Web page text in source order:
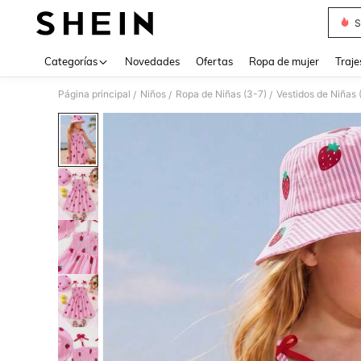
Categorías Novedades Ofertas Ropa de mujer
Página principal / Niños / Ropa de Niñas (3-7) / Vestidos de Niñas